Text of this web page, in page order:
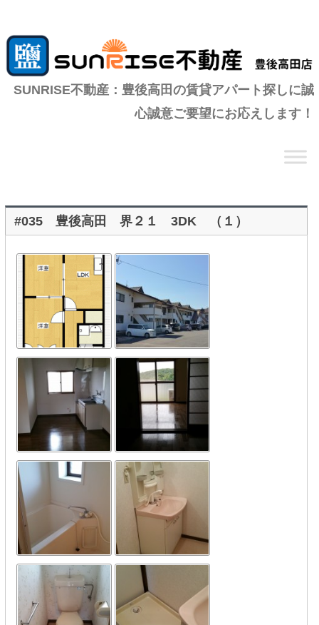
SUNRISE不動産：豊後高田の賃貸アパート探しに誠
心誠意ご要望にお応えします！
移
#035 豊後高田 界２１ 3DK （１）